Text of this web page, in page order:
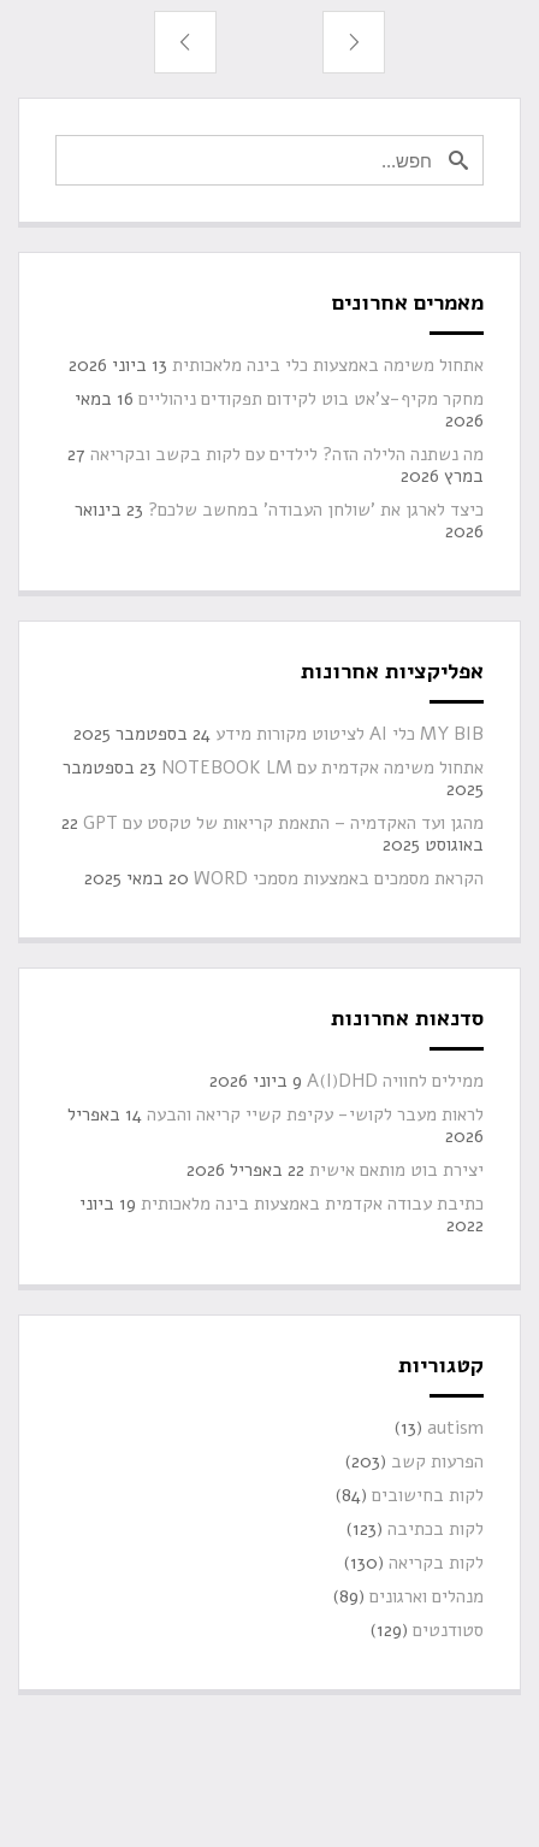
מאמרים אחרונים
אתחול משימה באמצעות כלי בינה מלאכותית 13 ביוני 2026
מחקר מקיף-צ'אט בוט לקידום תפקודים ניהוליים
16 במאי
מה נשתנה הלילה הזה? לילדים עם לקות בקשב ובקריאה 27
במרץ 2026
כיצד לארגן את 'שולחן העבודה' במחשב שלכם?
23 בינואר
אפליקציות אחרונות
MY BIB כלי AI לציטוט מקורות מידע
24 בספטמבר 2025
אתחול משימה אקדמית עם NOTEBOOK LM
23 בספטמבר
מהגן ועד האקדמיה – התאמת קריאות של טקסט עם GPT
22
באוגוסט 2025
הקראת מסמכים באמצעות מסמכי WORD
20 במאי 2025
סדנאות אחרונות
ממילים לחוויה A(I)DHD
9 ביוני 2026
לראות מעבר לקושי- עקיפת קשיי קריאה והבעה
14 באפריל
יצירת בוט מותאם אישית 22 באפריל 2026
כתיבת עבודה אקדמית באמצעות בינה מלאכותית
19 ביוני
קטגוריות
autism
(13)
הפרעות קשב(203)
לקות בחישובים(84)
לקות בכתיבה(123)
לקות בקריאה(130)
מנהלים וארגונים(89)
סטודנטים(129)